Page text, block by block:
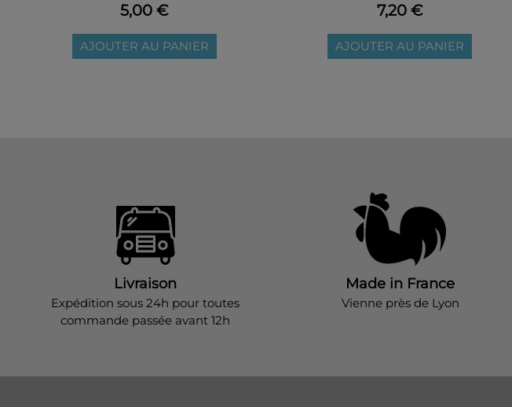
5,00 €
AJOUTER AU PANIER
7,20 €
AJOUTER AU PANIER
Livraison
Expédition sous 24h pour toutes
commande passée avant 12h
Made in France
Vienne près de Lyon